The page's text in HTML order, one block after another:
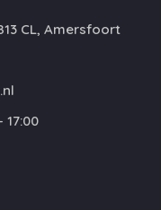
CL, Amersfoort
17:00